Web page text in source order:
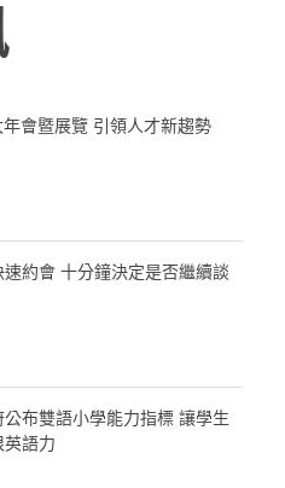
年會暨展覽 引領人才新趨勢
速約會 十分鐘決定是否繼續談
公布雙語小學能力指標 讓學生
英語力